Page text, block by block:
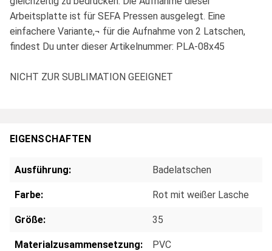
Arbeitsplatte ist für SEFA Pressen ausgelegt. Eine
einfachere Variante,¬ für die Aufnahme von 2 Latschen,
findest Du unter dieser Artikelnummer: PLA-08x45
NICHT ZUR SUBLIMATION GEEIGNET
EIGENSCHAFTEN
Ausführung: Badelatschen
Farbe: Rot mit weißer Lasche
Größe: 35
Materialzusammensetzung: PVC